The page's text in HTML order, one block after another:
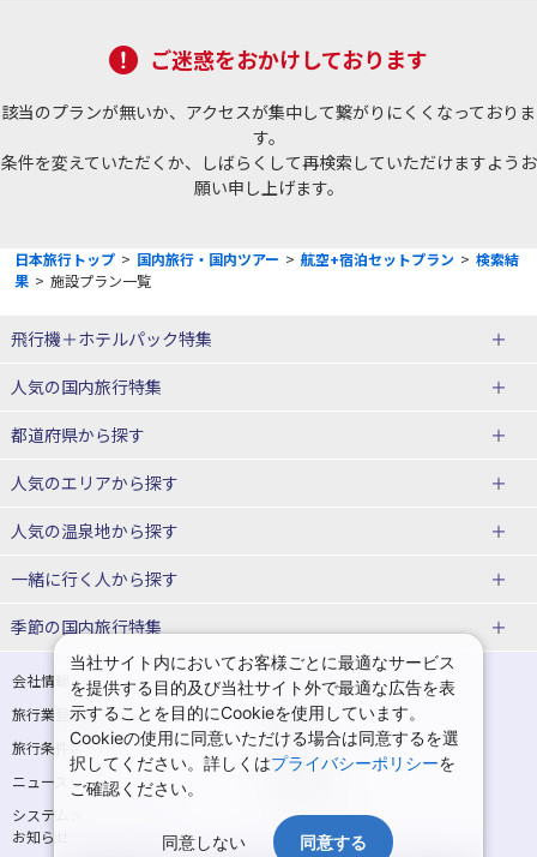
ご迷惑をおかけしております
該当のプランが無いか、アクセスが集中して繋がりにくくなっておりま
す。
条件を変えていただくか、しばらくして再検索していただけますようお
願い申し上げます。
日本旅行トップ > 国内旅行・国内ツアー > 航空+宿泊セットプラン > 検索結
果 > 施設プラン一覧
飛行機＋ホテルパック特集
赤い風船ダイナミックパッケージ
ＪＡＬで行く飛行機+ホテルパック
人気の国内旅行特集
東京ディズニーリゾート®への旅
ユニバーサル・スタジオ・ジャパ
都道府県から探す
北海道旅行・ツアー
東北
青森旅行・ツアー
宮城旅行・ツアー
秋田旅行・ツアー
山形旅行・ツアー
福島旅行・ツアー
関東
東京旅行・ツアー
埼玉旅行・ツアー
千葉旅行・ツアー
人気のエリアから探す
函館旅行
仙台旅行
那須旅行
日光旅行
小笠原旅行
神津島旅行
青ヶ島旅行
人気の温泉地から探す
北海道
湯の川温泉(北海道)
十勝川温泉(北海道)
阿寒湖温泉(北海道)
洞爺湖温泉(北海道)
川湯温泉(北海道)
層雲峡温泉(北海道)
知床温泉(北海道)
花巻温泉(岩手)
蔵王温泉(山形)
一緒に行く人から探す
一人旅 国内版
カップル・夫婦旅行 国内版
女子旅 国内版
卒業旅行・学生旅行 国内版
季節の国内旅行特集
桜・お花見特集
ゴールデンウィーク（GW）の国内
旅行
夏休み・お盆の国内旅行
7月の国内旅行
8月の国内旅行
10月の国内旅行
11月の国内旅行
会社情報
プライバシーポリシー
旅行業登録票・約款
規約集
旅行条件書
商標について
ニュースリリース
システムメンテナンスの
お知らせ
サイトマップ
当社サイト内においてお客様ごとに最適なサービス
を提供する目的及び当社サイト外で最適な広告を表
示することを目的にCookieを使用しています。
Cookieの使用に同意いただける場合は同意するを選
択してください。詳しくはプライバシーポリシーを
ご確認ください。
同意しない 同意する